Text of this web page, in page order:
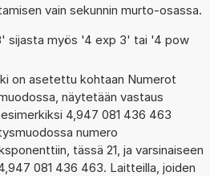
vain sekunnin murto-osassa.
sijasta myös '4 exp 3' tai '4 pow
on asetettu kohtaan Numerot
näytetään vastaus
4,947 081 436 463
numero
tässä 21, ja varsinaiseen
081 436 463. Laitteilla, joiden